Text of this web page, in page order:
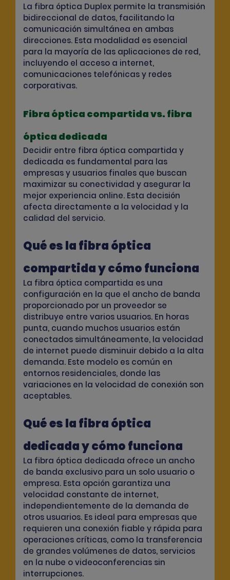
La fibra óptica Duplex permite la transmisión
bidireccional de datos, facilitando la
comunicación simultánea en ambas
direcciones. Esta modalidad es esencial
para la mayoría de las aplicaciones de red,
incluyendo el acceso a internet,
comunicaciones telefónicas y redes
corporativas.
Fibra óptica compartida vs. fibra
óptica dedicada
Decidir entre fibra óptica compartida y
dedicada es fundamental para las
empresas y usuarios finales que buscan
maximizar su conectividad y asegurar la
mejor experiencia online. Esta decisión
afecta directamente a la velocidad y la
calidad del servicio.
Qué es la fibra óptica
compartida y cómo funciona
La fibra óptica compartida es una
configuración en la que el ancho de banda
proporcionado por un proveedor se
distribuye entre varios usuarios. En horas
punta, cuando muchos usuarios están
conectados simultáneamente, la velocidad
de internet puede disminuir debido a la alta
demanda. Este modelo es común en
entornos residenciales, donde las
variaciones en la velocidad de conexión son
aceptables.
Qué es la fibra óptica
dedicada y cómo funciona
La fibra óptica dedicada ofrece un ancho
de banda exclusivo para un solo usuario o
empresa. Esta opción garantiza una
velocidad constante de internet,
independientemente de la demanda de
otros usuarios. Es ideal para empresas que
requieren una conexión fiable y rápida para
operaciones críticas, como la transferencia
de grandes volúmenes de datos, servicios
en la nube o videoconferencias sin
interrupciones.